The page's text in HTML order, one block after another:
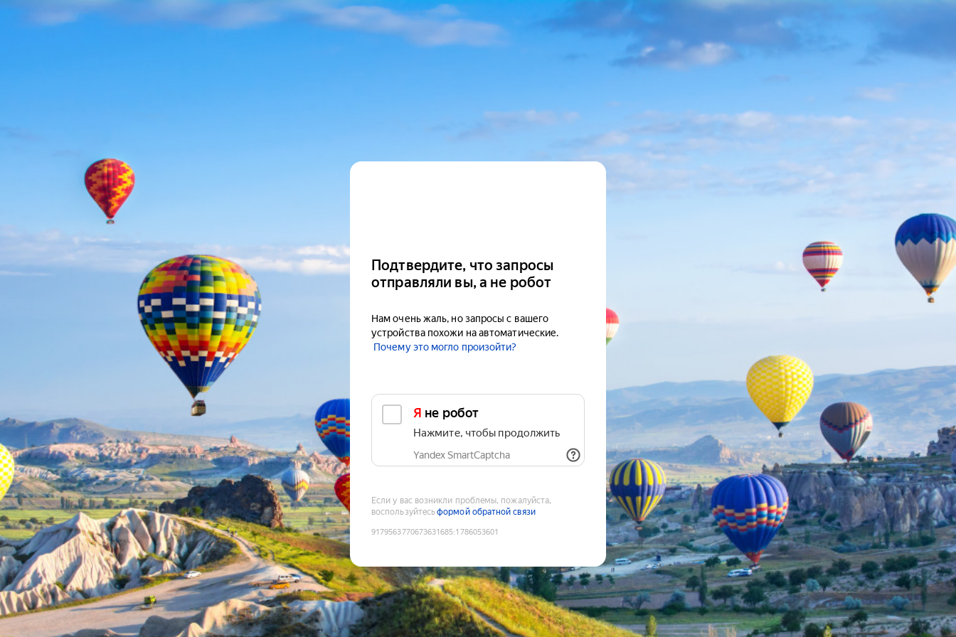
Подтвердите, что запросы
отправляли вы, а не робот
Нам очень жаль, но запросы с вашего
устройства похожи на автоматические.
Почему это могло произойти?
Я не робот
Нажмите, чтобы продолжить
Yandex SmartCaptcha
Если у вас возникли проблемы, пожалуйста,
воспользуйтесьформой обратной связи
9179563770673631685:1786053601